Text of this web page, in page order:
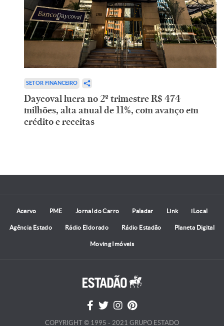
SETOR FINANCEIRO
Daycoval lucra no 2º trimestre R$ 474
milhões, alta anual de 11%, com avanço em
crédito e receitas
Acervo PME Jornal do Carro Paladar Link iLocal
Agência Estado Rádio Eldorado Rádio Estadão Planeta Digital
Moving Imóveis
COPYRIGHT © 1995 - 2021 GRUPO ESTADO